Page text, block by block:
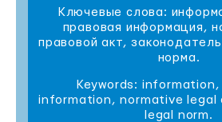
Ключевые слова:
правовая информация,
правовой акт,
норма.
Keywords: information,
information, normative legal
legal norm.